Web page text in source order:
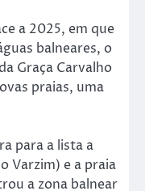
a 2025, em que
balneares, o
Graça Carvalho
praias, uma
para a lista a
Varzim) e a praia
a zona balnear